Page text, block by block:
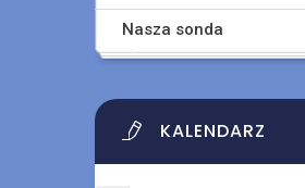
Nasza sonda
KALENDARZ